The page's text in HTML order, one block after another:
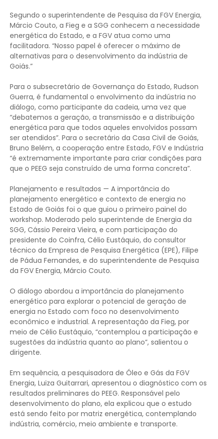
Segundo o superintendente de Pesquisa da FGV Energia,
Márcio Couto, a Fieg e a SGG conhecem a necessidade
energética do Estado, e a FGV atua como uma
facilitadora. “Nosso papel é oferecer o máximo de
alternativas para o desenvolvimento da indústria de
Goiás.”
Para o subsecretário de Governança do Estado, Rudson
Guerra, é fundamental o envolvimento da indústria no
diálogo, como participante da cadeia, uma vez que
“debatemos a geração, a transmissão e a distribuição
energética para que todos aqueles envolvidos possam
ser atendidos”. Para o secretário da Casa Civil de Goiás,
Bruno Belém, a cooperação entre Estado, FGV e Indústria
“é extremamente importante para criar condições para
que o PEEG seja construído de uma forma concreta”.
Planejamento e resultados — A importância do
planejamento energético e contexto de energia no
Estado de Goiás foi o que guiou o primeiro painel do
workshop. Moderado pelo superintende de Energia da
SGG, Cássio Pereira Vieira, e com participação do
presidente do Coinfra, Célio Eustáquio, do consultor
técnico da Empresa de Pesquisa Energética (EPE), Filipe
de Pádua Fernandes, e do superintendente de Pesquisa
da FGV Energia, Márcio Couto.
O diálogo abordou a importância do planejamento
energético para explorar o potencial de geração de
energia no Estado com foco no desenvolvimento
econômico e industrial. A representação da Fieg, por
meio de Célio Eustáquio, “contemplou a participação e
sugestões da indústria quanto ao plano”, salientou o
dirigente.
Em sequência, a pesquisadora de Óleo e Gás da FGV
Energia, Luiza Guitarrari, apresentou o diagnóstico com os
resultados preliminares do PEEG. Responsável pelo
desenvolvimento do plano, ela explicou que o estudo
está sendo feito por matriz energética, contemplando
indústria, comércio, meio ambiente e transporte.